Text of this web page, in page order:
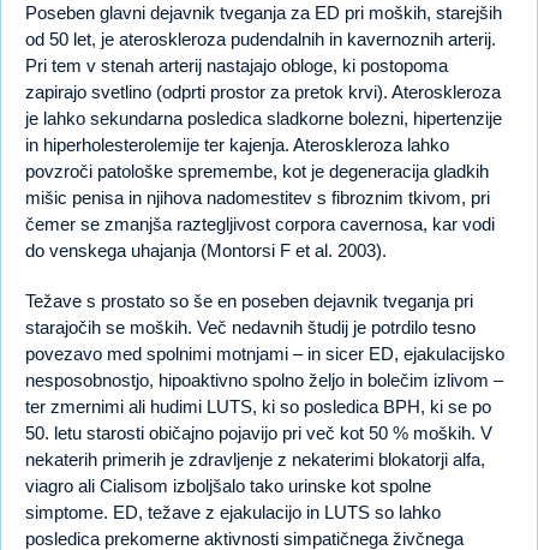
Poseben glavni dejavnik tveganja za ED pri moških, starejših
od 50 let, je ateroskleroza pudendalnih in kavernoznih arterij.
Pri tem v stenah arterij nastajajo obloge, ki postopoma
zapirajo svetlino (odprti prostor za pretok krvi). Ateroskleroza
je lahko sekundarna posledica sladkorne bolezni, hipertenzije
in hiperholesterolemije ter kajenja. Ateroskleroza lahko
povzroči patološke spremembe, kot je degeneracija gladkih
mišic penisa in njihova nadomestitev s fibroznim tkivom, pri
čemer se zmanjša raztegljivost corpora cavernosa, kar vodi
do venskega uhajanja (Montorsi F et al. 2003).
Težave s prostato so še en poseben dejavnik tveganja pri
starajočih se moških. Več nedavnih študij je potrdilo tesno
povezavo med spolnimi motnjami – in sicer ED, ejakulacijsko
nesposobnostjo, hipoaktivno spolno željo in bolečim izlivom –
ter zmernimi ali hudimi LUTS, ki so posledica BPH, ki se po
50. letu starosti običajno pojavijo pri več kot 50 % moških. V
nekaterih primerih je zdravljenje z nekaterimi blokatorji alfa,
viagro ali Cialisom izboljšalo tako urinske kot spolne
simptome. ED, težave z ejakulacijo in LUTS so lahko
posledica prekomerne aktivnosti simpatičnega živčnega